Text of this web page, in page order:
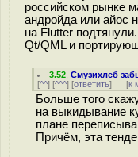
российском рынке
андройда или айос
на Flutter
Qt/QML и
3.52 ,Смузихлеб
[^^] [^^^] [ответить] [к
Больше того
на выкидывание
плане
Причём, эта